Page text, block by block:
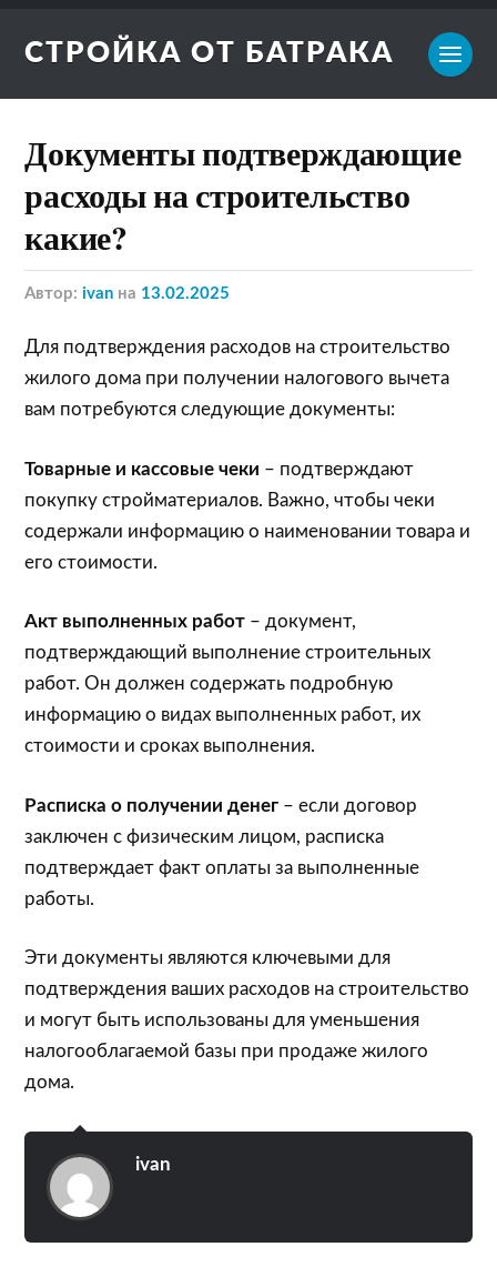
СТРОЙКА ОТ БАТРАКА
Документы подтверждающие
расходы на строительство
какие?
Автор:ivan на 13.02.2025
Для подтверждения расходов на строительство
жилого дома при получении налогового вычета
вам потребуются следующие документы:
Товарные и кассовые чеки – подтверждают
покупку стройматериалов. Важно, чтобы чеки
содержали информацию о наименовании товара и
его стоимости.
Акт выполненных работ – документ,
подтверждающий выполнение строительных
работ. Он должен содержать подробную
информацию о видах выполненных работ, их
стоимости и сроках выполнения.
Расписка о получении денег – если договор
заключен с физическим лицом, расписка
подтверждает факт оплаты за выполненные
работы.
Эти документы являются ключевыми для
подтверждения ваших расходов на строительство
и могут быть использованы для уменьшения
налогооблагаемой базы при продаже жилого
дома.
ivan